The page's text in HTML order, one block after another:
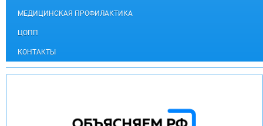
МЕДИЦИНСКАЯ ПРОФИЛАКТИКА
ЦОПП
КОНТАКТЫ